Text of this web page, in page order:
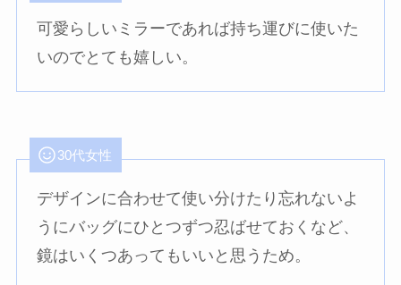
可愛らしいミラーであれば持ち運びに使いた
いのでとても嬉しい。
30代女性
デザインに合わせて使い分けたり忘れないよ
うにバッグにひとつずつ忍ばせておくなど、
鏡はいくつあってもいいと思うため。